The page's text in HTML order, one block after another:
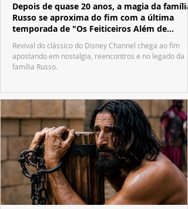
Depois de quase 20 anos, a magia da família
Russo se aproxima do fim com a última
temporada de "Os Feiticeiros Além de
Waverly Place"
Revival do clássico do Disney Channel chega ao fim
apostando em nostalgia, reencontros e no legado da
família Russo.